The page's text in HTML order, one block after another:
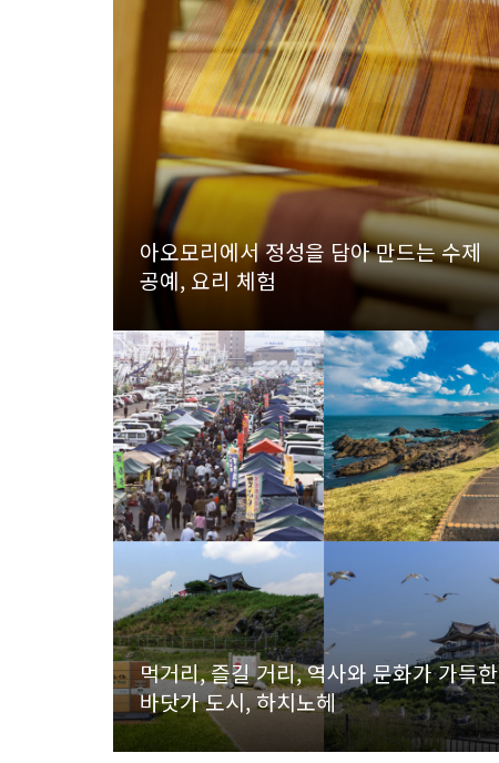
아오모리에서 정성을 담아 만드는 수제
공예, 요리 체험
먹거리, 즐길 거리, 역사와 문화가 가득한
바닷가 도시, 하치노헤
more